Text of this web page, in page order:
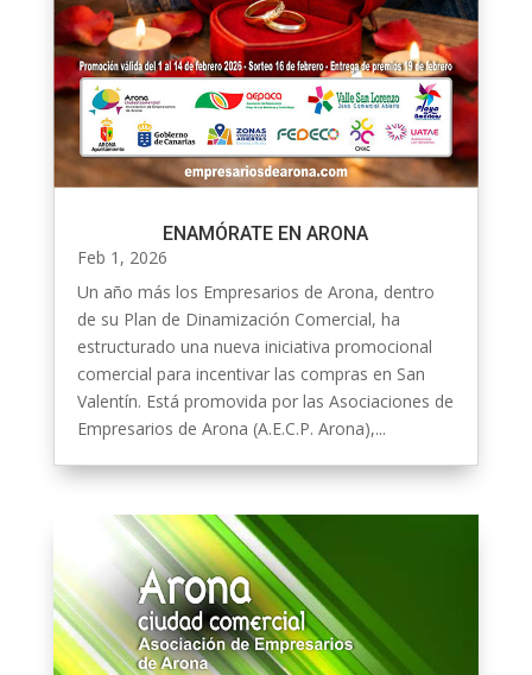
ENAMÓRATE EN ARONA
Feb 1, 2026
Un año más los Empresarios de Arona, dentro
de su Plan de Dinamización Comercial, ha
estructurado una nueva iniciativa promocional
comercial para incentivar las compras en San
Valentín. Está promovida por las Asociaciones de
Empresarios de Arona (A.E.C.P. Arona),...